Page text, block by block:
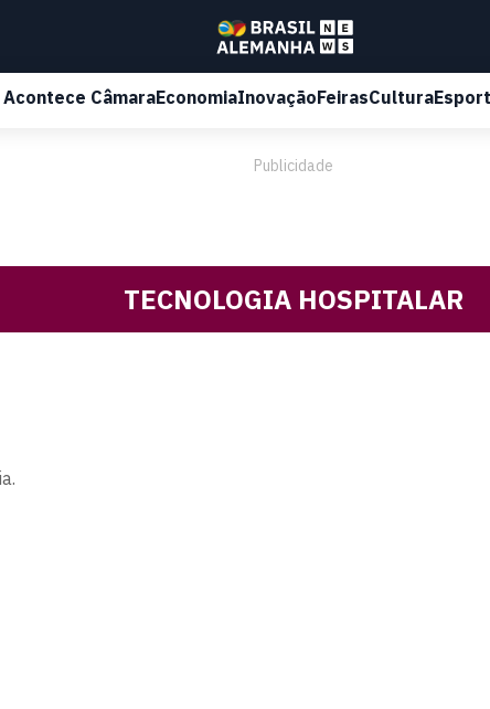
Acontece CâmaraEconomiaInovaçãoFeirasCultura
Publicidade
TECNOLOGIA HOSPITALAR